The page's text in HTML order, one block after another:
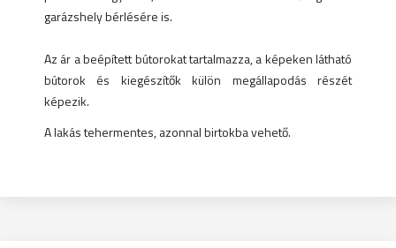
garázshely bérlésére is.
Az ár a beépített bútorokat tartalmazza, a képeken látható
bútorok és kiegészítők külön megállapodás részét
képezik.
A lakás tehermentes, azonnal birtokba vehető.